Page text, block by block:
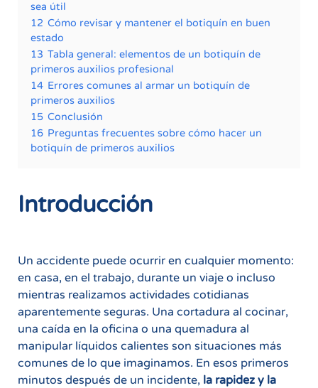
sea útil
12 Cómo revisar y mantener el botiquín en buen
estado
13 Tabla general: elementos de un botiquín de
primeros auxilios profesional
14 Errores comunes al armar un botiquín de
primeros auxilios
15 Conclusión
16 Preguntas frecuentes sobre cómo hacer un
botiquín de primeros auxilios
Introducción
Un accidente puede ocurrir en cualquier momento:
en casa, en el trabajo, durante un viaje o incluso
mientras realizamos actividades cotidianas
aparentemente seguras. Una cortadura al cocinar,
una caída en la oficina o una quemadura al
manipular líquidos calientes son situaciones más
comunes de lo que imaginamos. En esos primeros
minutos después de un incidente, la rapidez y la